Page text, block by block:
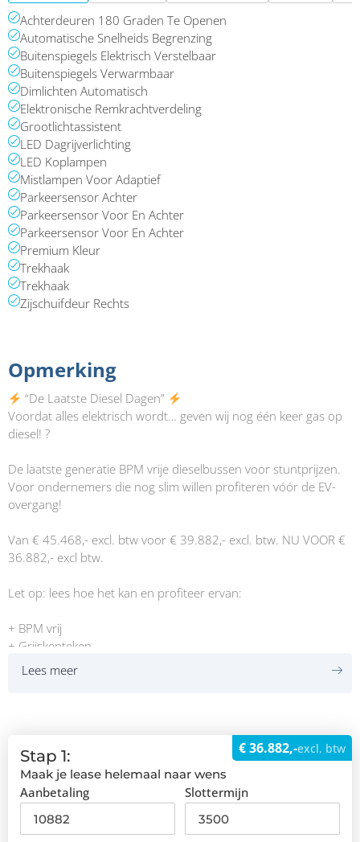
Achterdeuren 180 Graden Te Openen
Automatische Snelheids Begrenzing
Buitenspiegels Elektrisch Verstelbaar
Buitenspiegels Verwarmbaar
Dimlichten Automatisch
Elektronische Remkrachtverdeling
Grootlichtassistent
LED Dagrijverlichting
LED Koplampen
Mistlampen Voor Adaptief
Parkeersensor Achter
Parkeersensor Voor En Achter
Parkeersensor Voor En Achter
Premium Kleur
Trekhaak
Trekhaak
Zijschuifdeur Rechts
Opmerking​
“De Laatste Diesel Dagen”
Voordat alles elektrisch wordt… geven wij nog één keer gas op
diesel! ?
De laatste generatie BPM vrije dieselbussen voor stuntprijzen.
Voor ondernemers die nog slim willen profiteren vóór de EV-
overgang!
Van € 45.468,- excl. btw voor € 39.882,- excl. btw. NU VOOR €
36.882,- excl btw.
Let op: lees hoe het kan en profiteer ervan:
+ BPM vrij
+ Grijskenteken
+ Schoonste emissieklasse Euro 6
Wij hebben deze nieuwe bedrijfswagen een registratie gegeven
eind 2024, hierdoor is die nog BPM vrij en valt deze in het
grijskenteken tarief! Het meest belangrijke is dat ze t/m 2028 in
de milieuzone mogen rijden omdat ze gebruik maken van de
overgangsregeling! Ook komt die in aanmerking voor de
kleinschaligheidsinvesteringsaftrek (KIA), dit is 28% van het
Lees meer
Stap 1:
Maak je lease helemaal naar wens
Aanbetaling Slottermijn
€ 36.882,-excl. btw